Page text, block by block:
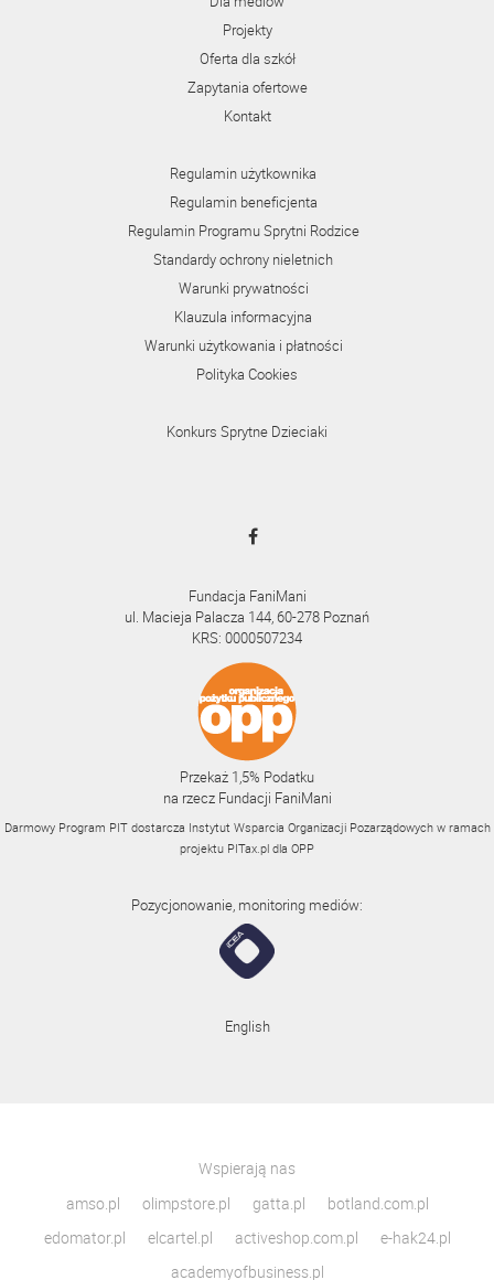
Projekty
Oferta dla szkół
Zapytania ofertowe
Kontakt
Regulamin użytkownika
Regulamin beneficjenta
Regulamin Programu Sprytni Rodzice
Standardy ochrony nieletnich
Warunki prywatności
Klauzula informacyjna
Warunki użytkowania i płatności
Polityka Cookies
Konkurs Sprytne Dzieciaki
Fundacja FaniMani
ul. Macieja Palacza 144, 60-278 Poznań
KRS: 0000507234
Przekaż 1,5% Podatku
na rzecz Fundacji FaniMani
Darmowy Program PIT dostarcza Instytut Wsparcia Organizacji Pozarządowych w ramach
projektu PITax.pl dla OPP
Pozycjonowanie, monitoring mediów:
English
Wspierają nas
amso.pl
olimpstore.pl gatta.pl
botland.com.pl
edomator.pl
elcartel.pl activeshop.com.pl
e-hak24.pl
academyofbusiness.pl